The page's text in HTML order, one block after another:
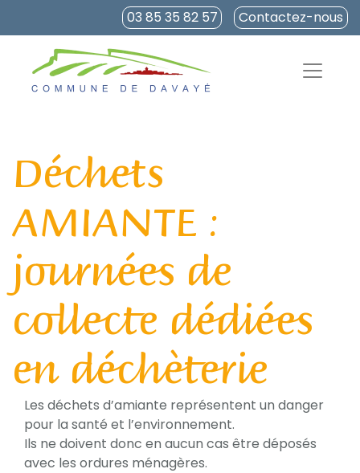
03 85 35 82 57 Contactez-nous
Déchets
AMIANTE :
journées de
collecte dédiées
en déchèterie
Les déchets d’amiante représentent un danger
pour la santé et l’environnement.
Ils ne doivent donc en aucun cas être déposés
avec les ordures ménagères.